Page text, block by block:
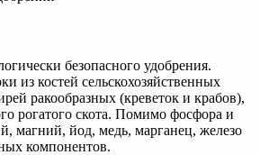
безопасного удобрения.
из костей сельскохозяйственных
ракообразных (креветок и крабов),
рогатого скота. Помимо фосфора и
магний, йод, медь, марганец, железо
компонентов.